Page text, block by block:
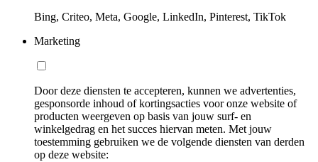
Bing, Criteo, Meta, Google, LinkedIn, Pinterest, TikTok
Marketing
Door deze diensten te accepteren, kunnen we advertenties,
gesponsorde inhoud of kortingsacties voor onze website of
producten weergeven op basis van jouw surf- en
winkelgedrag en het succes hiervan meten. Met jouw
toestemming gebruiken we de volgende diensten van derden
op deze website: